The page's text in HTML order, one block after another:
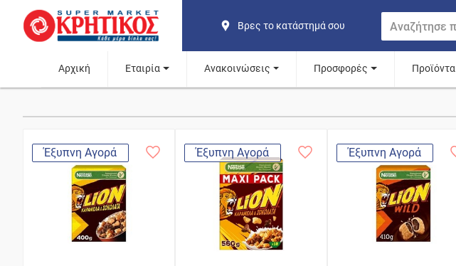
Βρες το κατάστημά σου
Αρχική Εταιρία Ανακοινώσεις Προσφορές Προϊόντα
Έξυπνη Αγορά Έξυπνη Αγορά Έξυπνη Αγορά